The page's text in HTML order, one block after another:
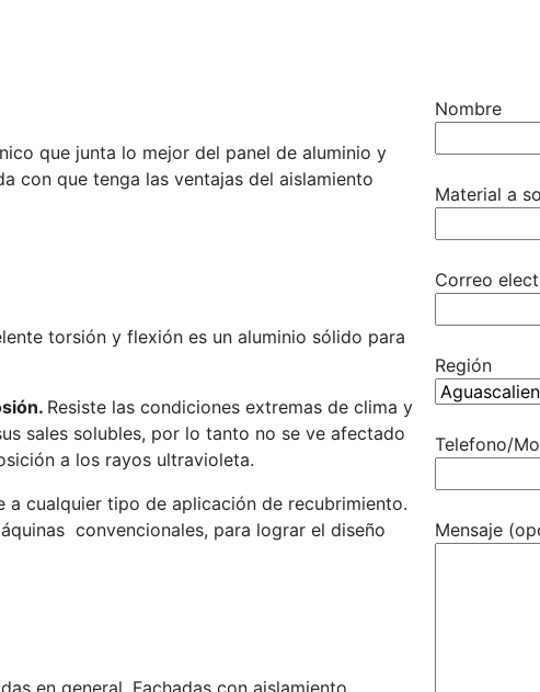
que junta lo mejor del panel de aluminio y
con que tenga las ventajas del aislamiento
torsión y flexión es un aluminio sólido para
Resiste las condiciones extremas de clima y
sales solubles, por lo tanto no se ve afectado
a los rayos ultravioleta.
a cualquier tipo de aplicación de recubrimiento.
convencionales, para lograr el diseño
en general. Fachadas con aislamiento
Nombre
Material a
Correo
Región
Telefono/
Mensaje